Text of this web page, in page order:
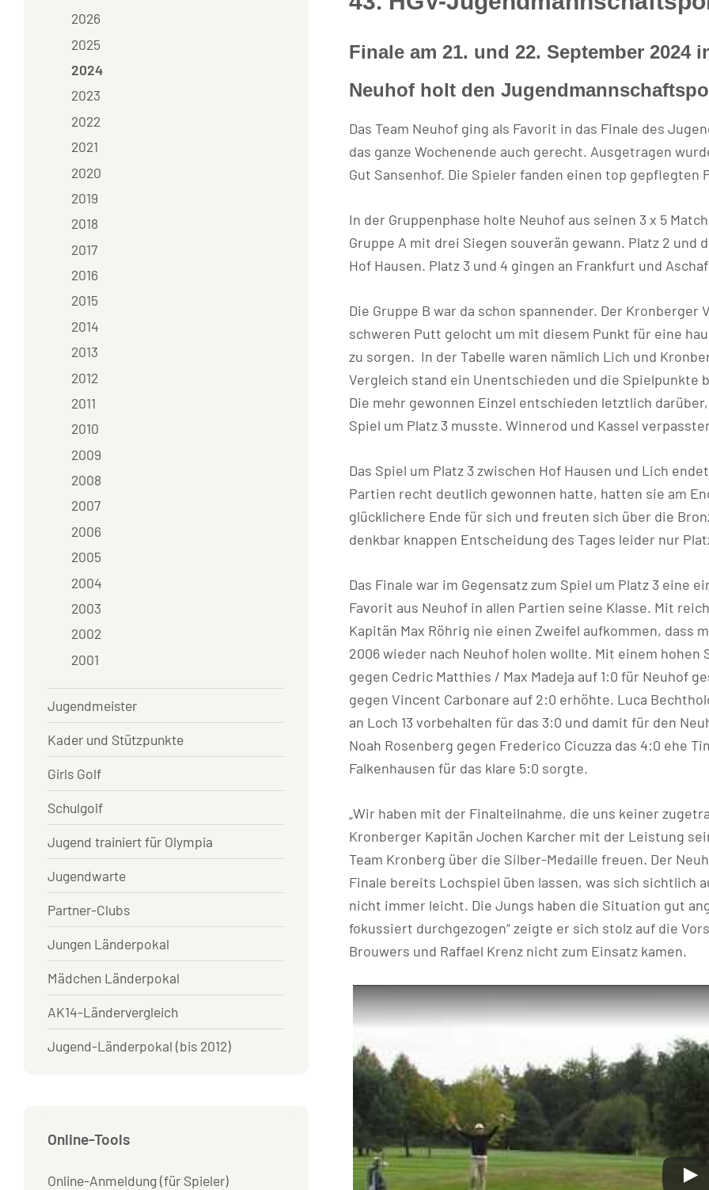
Finale am 21. und 22. September 2024
Neuhof holt den
Das Team Neuhof ging als Favorit in das Finale des
das ganze Wochenende auch gerecht. Ausgetragen
Gut Sansenhof. Die Spieler fanden einen top gepflegten
In der Gruppenphase holte Neuhof aus seinen 3 x 5
Gruppe A mit drei Siegen souverän gewann. Platz 2
Hof Hausen. Platz 3 und 4 gingen an Frankfurt und
Die Gruppe B war da schon spannender. Der
schweren Putt gelocht um mit diesem Punkt für eine
zu sorgen. In der Tabelle waren nämlich Lich und
Vergleich stand ein Unentschieden und die Spielpunkte
Die mehr gewonnen Einzel entschieden letztlich
Spiel um Platz 3 musste. Winnerod und Kassel
Das Spiel um Platz 3 zwischen Hof Hausen und Lich
Partien recht deutlich gewonnen hatte, hatten sie am
glücklichere Ende für sich und freuten sich über die
denkbar knappen Entscheidung des Tages leider nur
Das Finale war im Gegensatz zum Spiel um Platz 3 eine
Favorit aus Neuhof in allen Partien seine Klasse. Mit
Kapitän Max Röhrig nie einen Zweifel aufkommen, dass
2006 wieder nach Neuhof holen wollte. Mit einem
gegen Cedric Matthies / Max Madeja auf 1:0 für Neuhof
gegen Vincent Carbonare auf 2:0 erhöhte. Luca
an Loch 13 vorbehalten für das 3:0 und damit für den
Noah Rosenberg gegen Frederico Cicuzza das 4:0 ehe
Falkenhausen für das klare 5:0 sorgte.
„Wir haben mit der Finalteilnahme, die uns keiner
Kronberger Kapitän Jochen Karcher mit der Leistung
Team Kronberg über die Silber-Medaille freuen. Der
Finale bereits Lochspiel üben lassen, was sich sichtlich
nicht immer leicht. Die Jungs haben die Situation gut
fokussiert durchgezogen“ zeigte er sich stolz auf die
Brouwers und Raffael Krenz nicht zum Einsatz kamen.
2026
2025
2024
2023
2022
2021
2020
2019
2018
2017
2016
2015
2014
2013
2012
2011
2010
2009
2008
2007
2006
2005
2004
2003
2002
2001
Jugendmeister
Kader und Stützpunkte
Girls Golf
Schulgolf
Jugend trainiert für Olympia
Jugendwarte
Partner-Clubs
Jungen Länderpokal
Mädchen Länderpokal
AK14-Ländervergleich
Jugend-Länderpokal (bis 2012)
Online-Tools
Online-Anmeldung (für Spieler)